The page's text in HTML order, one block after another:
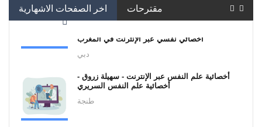
اخر الصفحات الاشهارية مقترحات
أخصائي نفسي عبر الإنترنت في المغرب
دبي
أخصائية علم النفس عبر الإنترنت - سهيلة زروق -
أخصائية علم النفس السريري
طنجة